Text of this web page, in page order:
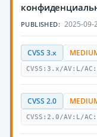
PUBLISHED: 2025-09-
CVSS 3.x
CVSS:3.x/AV:L/
CVSS 2.0
CVSS:2.0/AV:L/